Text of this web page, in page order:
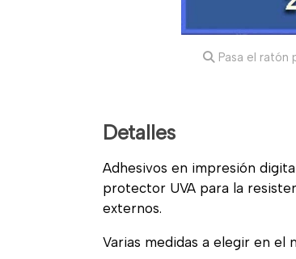
Pasa el ratón
Detalles
Adhesivos en impresión
protector UVA para la
externos.
Varias medidas a elegir en el